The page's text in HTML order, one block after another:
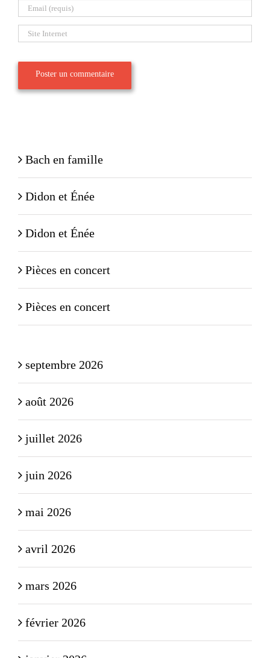
Bach en famille
Didon et Énée
Didon et Énée
Pièces en concert
Pièces en concert
septembre 2026
août 2026
juillet 2026
juin 2026
mai 2026
avril 2026
mars 2026
février 2026